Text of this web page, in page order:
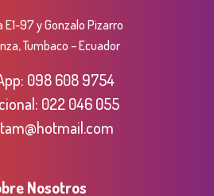
E1-97 y Gonzalo Pizarro
Tumbaco – Ecuador
098 608 9754
022 046 055
Nosotros